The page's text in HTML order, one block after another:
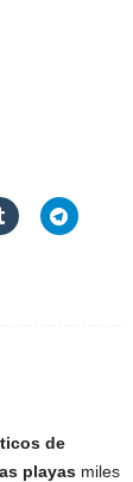
de
playas miles